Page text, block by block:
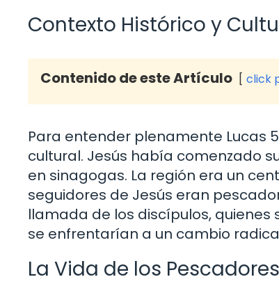
Contexto Histórico y
Contenido de este Artículo click
Para entender plenamente Lucas
cultural. Jesús había comenzado
en sinagogas. La región era un
seguidores de Jesús eran
llamada de los discípulos,
se enfrentarían a un cambio
La Vida de los